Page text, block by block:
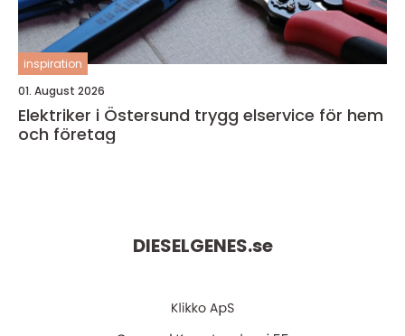
inspiration
01. August 2026
Elektriker i Östersund trygg elservice för hem
och företag
DIESELGENES.se